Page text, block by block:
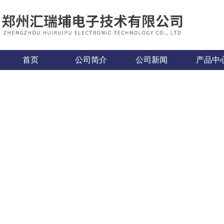
首页 公司简介 公司新闻 产品中